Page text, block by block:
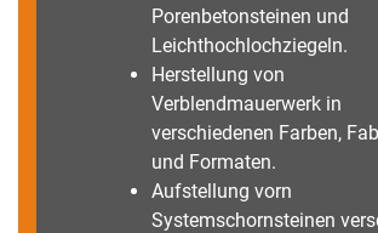
Porenbetonsteinen und
Leichthochlochziegeln.
Herstellung von
Verblendmauerwerk in
verschiedenen Farben,
und Formaten.
Aufstellung vorn
Systemschornsteinen